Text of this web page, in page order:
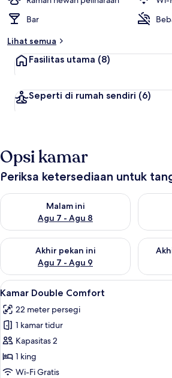
Bar
Lihat semua
Fasilitas utama (8)
Seperti di rumah sendiri (6)
Opsi kamar
Periksa ketersediaan untuk
Malam ini
Agu 7 - Agu 8
Periksa ketersediaan untuk malam ini
Akhir pekan ini
Agu 7 - Agu 9
Periksa ketersediaan untuk akhir pekan
Lihat
semua
foto
untuk
Kamar
Double
Comfort
Shower,
1
Kamar Double Comfort
22 meter persegi
1 kamar tidur
Kapasitas 2
1 king
Wi-Fi Gratis